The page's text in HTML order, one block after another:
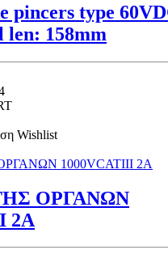
pincers type
len: 158mm
Wishlist
ΟΡΓΑΝΩΝ
2A